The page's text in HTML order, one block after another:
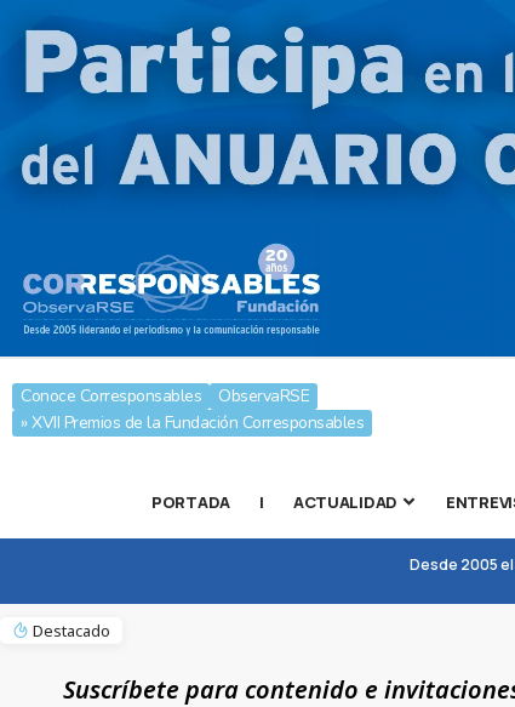
Conoce Corresponsables
ObservaRSE
» XVII Premios de la Fundación Corresponsables
PORTADA | ACTUALIDAD
Desde 2005
Destacado
Suscríbete para contenido e